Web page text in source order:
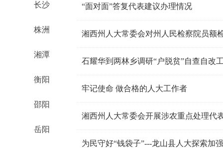
长沙
株洲
湘潭
衡阳
邵阳
岳阳
“面对面”答复代表建议办理情况
湘西州人大常委会对州人民检察院员额
石耀华到两林乡调研“户脱贫”自查自改
牢记使命 做合格的人大工作者
湘西州人大常委会开展涉农重点处理代
为民守好“钱袋子”---龙山县人大探索加